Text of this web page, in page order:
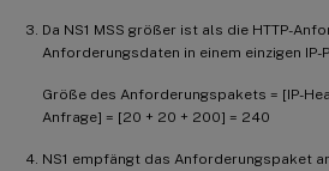
Da NS1 MSS größer ist als die HTTP-
Anforderungsdaten in einem einzigen IP-
Größe des Anforderungspakets = [IP-
Anfrage] = [20 + 20 + 200] = 240
NS1 empfängt das Anforderungspaket